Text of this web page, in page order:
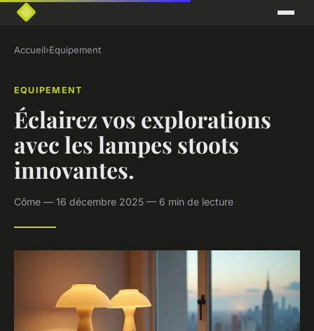
Accueil›Equipement
EQUIPEMENT
Éclairez vos explorations
avec les lampes stoots
innovantes.
Côme — 16 décembre 2025 — 6 min de lecture